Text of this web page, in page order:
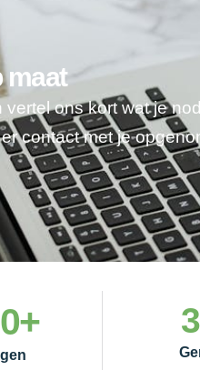
maat
ons kort wat je
contact met je
+